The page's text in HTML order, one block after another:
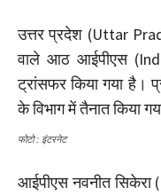
उत्तर प्रदेश (Uttar
वाले आठ आईपीएस
ट्रांसफर किया गया है।
के विभाग में तैनात किया
फोटो : इंटरनेट
आईपीएस नवनीत सिकेरा